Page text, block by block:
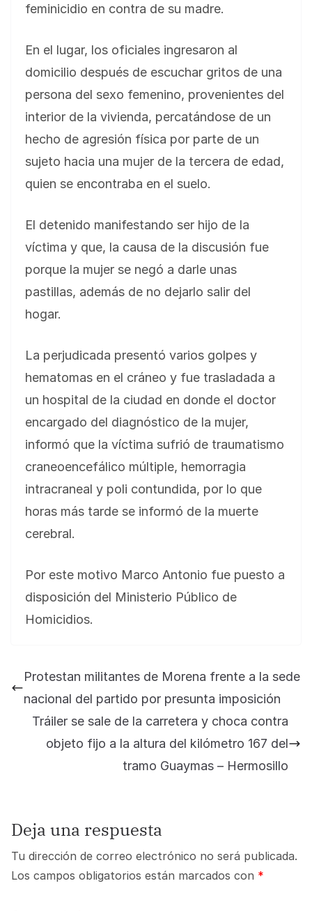
feminicidio en contra de su madre.
En el lugar, los oficiales ingresaron al
domicilio después de escuchar gritos de una
persona del sexo femenino, provenientes del
interior de la vivienda, percatándose de un
hecho de agresión física por parte de un
sujeto hacia una mujer de la tercera de edad,
quien se encontraba en el suelo.
El detenido manifestando ser hijo de la
víctima y que, la causa de la discusión fue
porque la mujer se negó a darle unas
pastillas, además de no dejarlo salir del
hogar.
La perjudicada presentó varios golpes y
hematomas en el cráneo y fue trasladada a
un hospital de la ciudad en donde el doctor
encargado del diagnóstico de la mujer,
informó que la víctima sufrió de traumatismo
craneoencefálico múltiple, hemorragia
intracraneal y poli contundida, por lo que
horas más tarde se informó de la muerte
cerebral.
Por este motivo Marco Antonio fue puesto a
disposición del Ministerio Público de
Homicidios.
Protestan militantes de Morena frente a la sede
nacional del partido por presunta imposición
Tráiler se sale de la carretera y choca contra
objeto fijo a la altura del kilómetro 167 del
tramo Guaymas – Hermosillo
Deja una respuesta
Tu dirección de correo electrónico no será publicada.
Los campos obligatorios están marcados con *